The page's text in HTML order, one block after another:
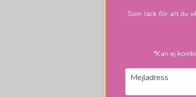
Som tack för att du
*Kan ej
email
Mejladress